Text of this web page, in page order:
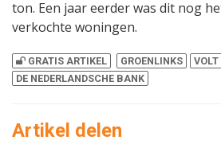
ton. Een jaar eerder was dit nog
verkochte woningen.
GRATIS ARTIKEL GROENLINKS
VOLT
DE NEDERLANDSCHE BANK
Artikel delen